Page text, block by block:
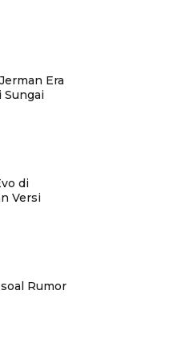
Era
di
Versi
Rumor